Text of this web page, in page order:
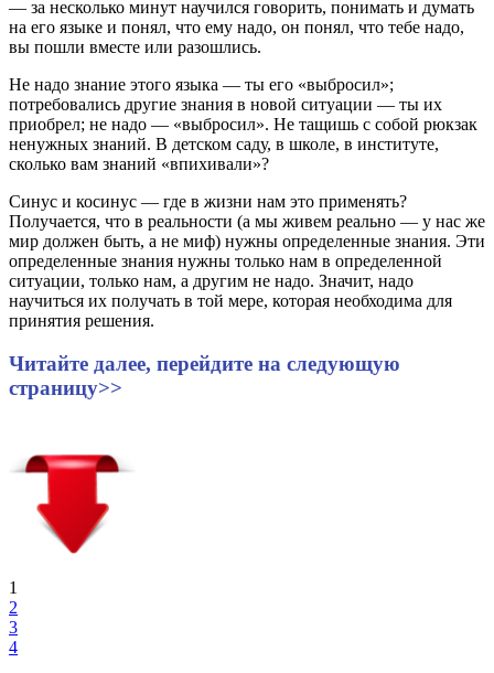
— за несколько минут научился говорить, понимать и думать
на его языке и понял, что ему надо, он понял, что тебе надо,
вы пошли вместе или разошлись.
Не надо знание этого языка — ты его «выбросил»;
потребовались другие знания в новой ситуации — ты их
приобрел; не надо — «выбросил». Не тащишь с собой рюкзак
ненужных знаний. В детском саду, в школе, в институте,
сколько вам знаний «впихивали»?
Синус и косинус — где в жизни нам это применять?
Получается, что в реальности (а мы живем реально — у нас же
мир должен быть, а не миф) нужны определенные знания. Эти
определенные знания нужны только нам в определенной
ситуации, только нам, а другим не надо. Значит, надо
научиться их получать в той мере, которая необходима для
принятия решения.
Читайте далее, перейдите на следующую
страницу>>
1
2
3
4